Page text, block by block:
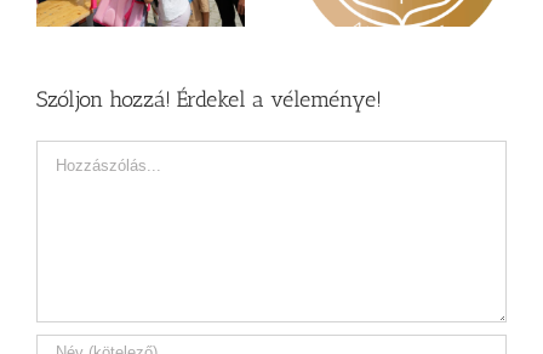
Szóljon hozzá! Érdekel a véleménye!
Hozzászólás